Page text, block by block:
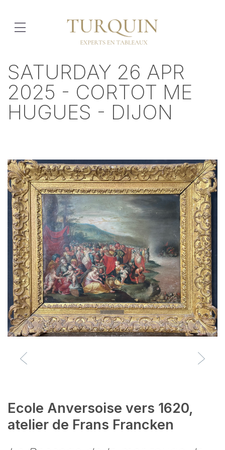
SATURDAY 26 APR
2025 - CORTOT ME
HUGUES - DIJON
Ecole Anversoise vers 1620,
atelier de Frans Francken